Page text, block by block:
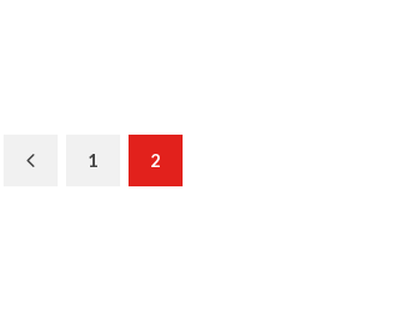
Previous
1 2